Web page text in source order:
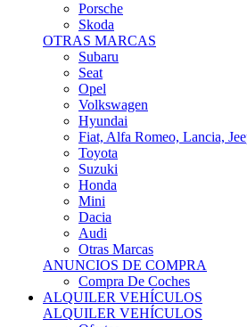
OTRAS MARCAS
Subaru
Seat
Opel
Volkswagen
Hyundai
Fiat, Alfa Romeo, Lancia, Jeep
Toyota
Suzuki
Honda
Mini
Dacia
Audi
Otras Marcas
ANUNCIOS DE COMPRA
Compra De Coches
ALQUILER VEHÍCULOS
ALQUILER VEHÍCULOS
Ofertas
Búsquedas